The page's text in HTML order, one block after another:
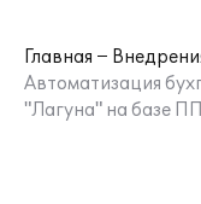
Главная
Автоматизация
"Лагуна" на базе